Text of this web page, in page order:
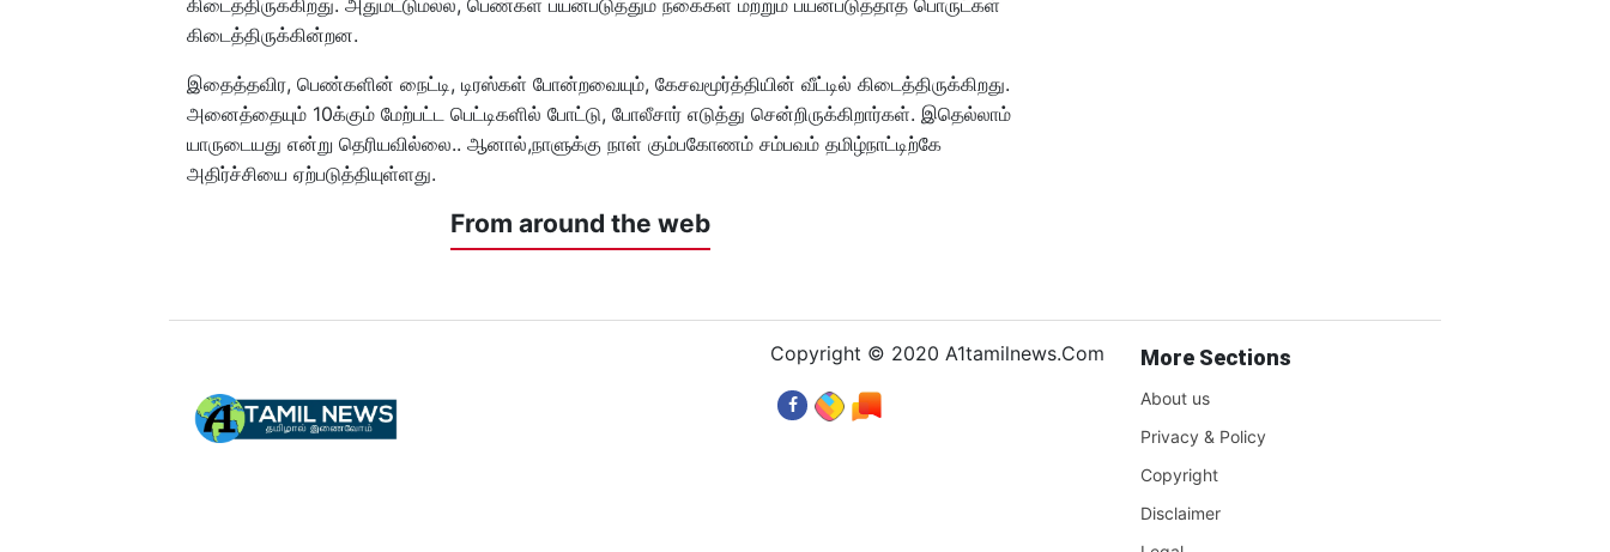
கிடைத்திருக்கிறது. அதுமட்டுமல்ல, பெண்கள் பயன்படுத்தும் நகைகள் மற்றும் பயன்படுத்தாத பொருட்கள்
கிடைத்திருக்கின்றன.
இதைத்தவிர, பெண்களின் நைட்டி, டிரஸ்கள் போன்றவையும், கேசவமூர்த்தியின் வீட்டில் கிடைத்திருக்கிறது.
அனைத்தையும் 10க்கும் மேற்பட்ட பெட்டிகளில் போட்டு, போலீசார் எடுத்து சென்றிருக்கிறார்கள். இதெல்லாம்
யாருடையது என்று தெரியவில்லை.. ஆனால்,நாளுக்கு நாள் கும்பகோணம் சம்பவம் தமிழ்நாட்டிற்கே
அதிர்ச்சியை ஏற்படுத்தியுள்ளது.
From around the web
Copyright © 2020 A1tamilnews.Com More Sections
About us
Privacy & Policy
Copyright
Disclaimer